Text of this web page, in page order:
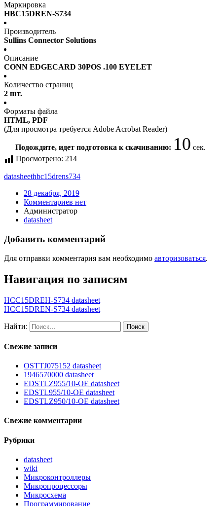
Маркировка
HBC15DREN-S734
Производитель
Sullins Connector Solutions
Описание
CONN EDGECARD 30POS .100 EYELET
Количество страниц
2 шт.
Форматы файла
HTML, PDF
(Для просмотра требуется Adobe Acrobat Reader)
Подождите, идет подготовка к скачиванию: 10 сек.
Просмотрено: 214
datasheethbc15drens734
28 декабря, 2019
Комментариев нет
Администратор
datasheet
Добавить комментарий
Для отправки комментария вам необходимо авторизоваться.
Навигация по записям
HCC15DREH-S734 datasheet
HCC15DREN-S734 datasheet
Найти:
Свежие записи
OSTTJ075152 datasheet
1946570000 datasheet
EDSTLZ955/10-OE datasheet
EDSTL955/10-OE datasheet
EDSTLZ950/10-OE datasheet
Свежие комментарии
Рубрики
datasheet
wiki
Микроконтроллеры
Микропроцессоры
Микросхема
Программирование